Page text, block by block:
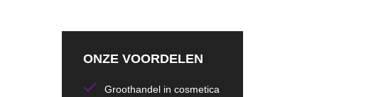
ONZE VOORDELEN
Groothandel in cosmetica